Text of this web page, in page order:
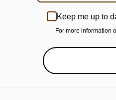
Keep me up to
For more information